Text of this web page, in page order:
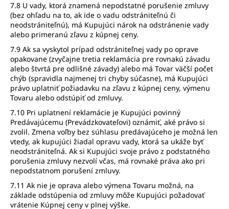
7.8 U vady, ktorá znamená nepodstatné porušenie zmluvy
(bez ohľadu na to, ak ide o vadu odstrániteľnú či
neodstrániteľnú), má Kupujúci nárok na odstránenie vady
alebo primeranú zľavu z kúpnej ceny.
7.9 Ak sa vyskytol prípad odstrániteľnej vady po oprave
opakovane (zvyčajne tretia reklamácia pre rovnakú závadu
alebo štvrtá pre odlišné závady) alebo má Tovar väčší počet
chýb (spravidla najmenej tri chyby súčasne), má Kupujúci
právo uplatniť požiadavku na zľavu z kúpnej ceny, výmenu
Tovaru alebo odstúpiť od zmluvy.
7.10 Pri uplatnení reklamácie je Kupujúci povinný
Predávajúcemu (Prevádzkovateľovi) oznámiť, aké právo si
zvolil. Zmena voľby bez súhlasu predávajúceho je možná len
vtedy, ak kupujúci žiadal opravu vady, ktorá sa ukáže byť
neodstrániteľná. Ak si Kupujúci svoje právo z podstatného
porušenia zmluvy nezvolí včas, má rovnaké práva ako pri
nepodstatnom porušení zmluvy.
7.11 Ak nie je oprava alebo výmena Tovaru možná, na
základe odstúpenia od zmluvy môže Kupujúci požadovať
vrátenie Kúpnej ceny v plnej výške.